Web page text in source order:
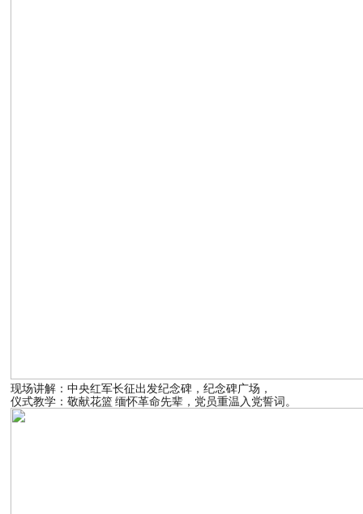
现场讲解：中央红军长征出发纪念碑，纪念碑广场，
仪式教学：敬献花篮 缅怀革命先辈，党员重温入党誓词。